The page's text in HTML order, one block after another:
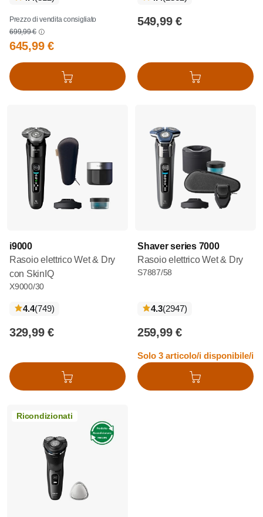
Prezzo di vendita consigliato
699,99 €
645,99 €
Aggiungi al carrello
549,99 €
Aggiungi al carrello
i9000
Rasoio elettrico Wet & Dry
con SkinIQ
X9000/30
4.4(749recensioni
)
329,99 €
Aggiungi al carrello
Shaver series 7000
Rasoio elettrico Wet & Dry
S7887/58
4.3(2947recensioni
)
259,99 €
Solo 3 articolo/i disponibile/i
Aggiungi al carrello
Ricondizionati